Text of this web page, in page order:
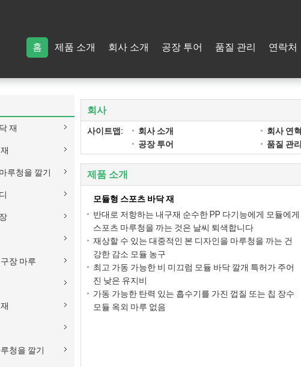
홈 제품 소개 회사 소개 공장 투어 품질 관리 연락처
재
루청을 깔기
장 마루
청을 깔기
회사
사이트맵: 회사 소개 회사 연혁
공장 투어
품질 관리
제품 소개
모듈형 스포츠 바닥 재
반대로 저항하는 내구재 순수한 PP 다기능에게 모듈에게
스포츠 마루청을 까는 것은 날씨 퇴색합니다
재상할 수 있는 대중적인 본 디자인을 마루청을 까는 건
강한 감소 모듈 농구
최고 가동 가능한 비 미끄럼 모듈 바닥 깔개 특허가 주어
진 낮은 유지비
가동 가능한 탄력 있는 흡수기를 가진 껍질 또는 칩 장수
모듈 옥외 마루 없음